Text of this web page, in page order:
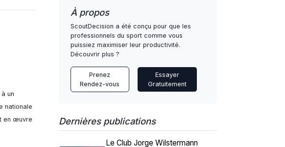
un
nationale
en œuvre
À propos
ScoutDecision a été conçu pour que les
professionnels du sport comme vous
puissiez maximiser leur productivité.
Découvrir plus ?
Prenez
Rendez-vous
Essayer
Gratuitement
Dernières publications
Le Club Jorge Wilstermann